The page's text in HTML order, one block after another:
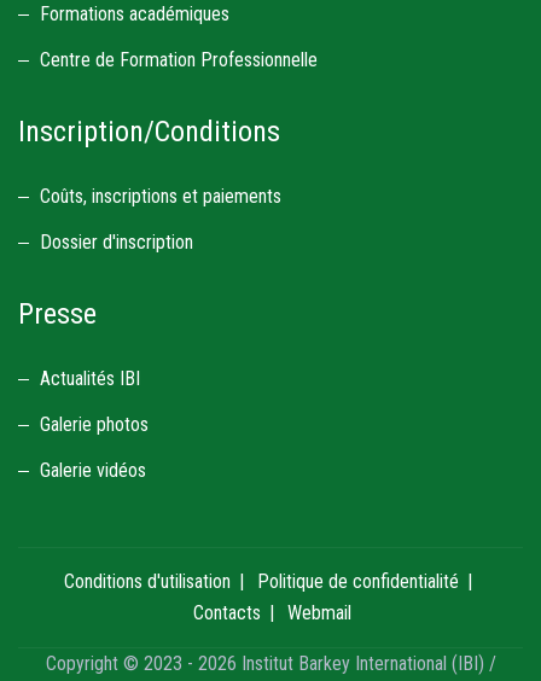
Formations académiques
Centre de Formation Professionnelle
Inscription/Conditions
Coûts, inscriptions et paiements
Dossier d'inscription
Presse
Actualités IBI
Galerie photos
Galerie vidéos
Conditions d'utilisation
Politique de confidentialité
Contacts
Webmail
Copyright © 2023 - 2026 Institut Barkey International (IBI) /